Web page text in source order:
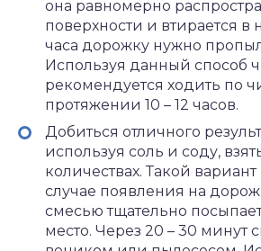
она равномерно
поверхности и втирается в
часа дорожку нужно
Используя данный способ
рекомендуется ходить по
протяжении 10 – 12 часов.
Добиться отличного
используя соль и соду,
количествах. Такой
случае появления на
смесью тщательно
место. Через 20 – 30 минут